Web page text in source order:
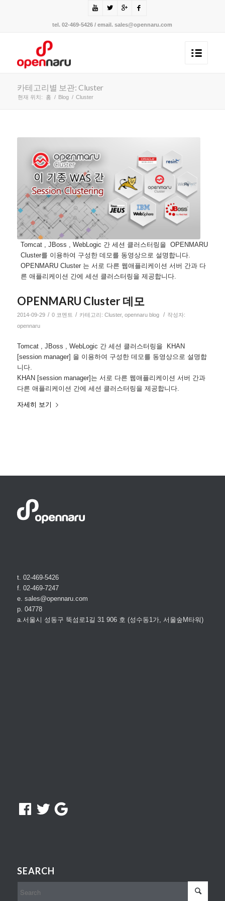
tel. 02-469-5426 / email. sales@opennaru.com
카테고리별 보관: Cluster
현재 위치: 홈 / Blog / Cluster
Tomcat , JBoss , WebLogic 간 세션 클러스터링을 OPENMARU
Cluster를 이용하여 구성한 데모를 동영상으로 설명합니다.
OPENMARU Cluster 는 서로 다른 웹애플리케이션 서버 간과 다
른 애플리케이션 간에 세션 클러스터링을 제공합니다.
OPENMARU Cluster 데모
2014-09-29 / 0 코멘트 / 카테고리: Cluster, opennaru blog / 작성자:
opennaru
Tomcat , JBoss , WebLogic 간 세션 클러스터링을 KHAN
[session manager] 을 이용하여 구성한 데모를 동영상으로 설명합
니다.
KHAN [session manager]는 서로 다른 웹애플리케이션 서버 간과
다른 애플리케이션 간에 세션 클러스터링을 제공합니다.
자세히 보기
t. 02-469-5426
f. 02-469-7247
e. sales@opennaru.com
p. 04778
a.서울시 성동구 뚝섬로1길 31 906 호 (성수동1가, 서울숲M타워)
Facebook
TwitterGoogle
SEARCH